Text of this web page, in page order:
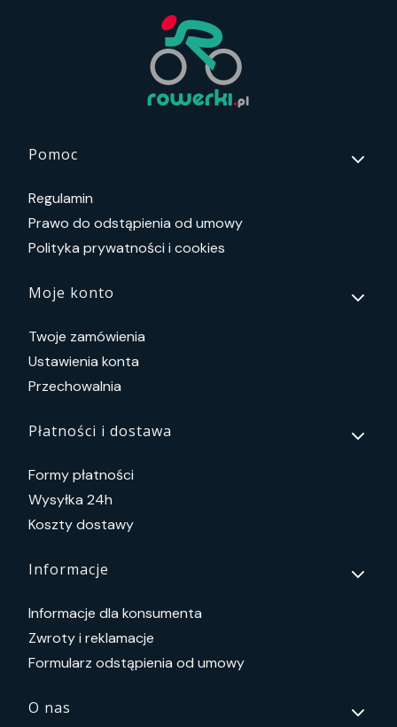
Linki w stopce
Pomoc
Regulamin
Prawo do odstąpienia od umowy
Polityka prywatności i cookies
Moje konto
Twoje zamówienia
Ustawienia konta
Przechowalnia
Płatności i dostawa
Formy płatności
Wysyłka 24h
Koszty dostawy
Informacje
Informacje dla konsumenta
Zwroty i reklamacje
Formularz odstąpienia od umowy
O nas